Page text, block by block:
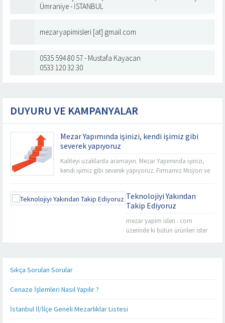
Ümraniye - İSTANBUL
mezaryapimisleri [at] gmail.com
0535 594 80 57 - Mustafa Kayacan
0533 120 32 30
DUYURU VE KAMPANYALAR
Mezar Yapımında işinizi, kendi işimiz gibi
severek yapıyoruz
Kaliteyi uzaklarda aramayın. Mezar Yapımında işinizi,
kendi işimiz gibi severek yapıyoruz. Firmamız Misyon ve
fiyatlarla buluşturup işçiliğimize yansıtıyoruz. Rahmet’i
Rahman’a uğurladımız sevdiklerimizin ebedi
istirahatgahlarını en uygun fiyat seçeneklerini sizelere
sunarak yapabilme imkanına sahibiz. Mezarlık
Teknolojiyi Yakından
Takip Ediyoruz
mezar yapim isleri . com
üzerinde ki bütün ürünleri ister
takip edebilirsiniz. Mezar yapımı
kaliteli ve daha hızlı hizmet
olduğu gibi teknoloji alanında
da güncel ürünlerimizi, ürün
Sıkça Sorulan Sorular
Cenaze İşlemleri Nasıl Yapılır ?
İstanbul İl/İlçe Geneli Mezarlıklar Listesi